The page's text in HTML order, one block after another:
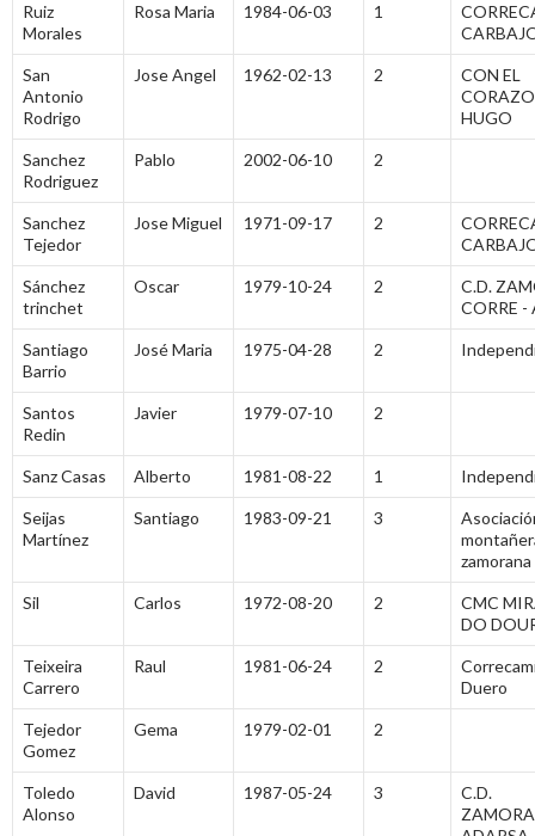
Ruiz
Morales
Rosa Maria 1984-06-03 1
San
Antonio
Rodrigo
Jose Angel 1962-02-13 2
CON EL
HUGO
Sanchez
Rodriguez
Pablo 2002-06-10 2
Sanchez
Tejedor
Jose Miguel 1971-09-17 2
Sánchez
trinchet
Oscar 1979-10-24 2
C.D.
CORRE -
Santiago
Barrio
José Maria 1975-04-28 2
Santos
Redin
Javier 1979-07-10 2
Sanz Casas Alberto 1981-08-22 1
Seijas
Martínez
Santiago 1983-09-21 3
zamorana
Sil Carlos 1972-08-20 2
CMC
DO
Teixeira
Carrero
Raul 1981-06-24 2
Duero
Tejedor
Gomez
Gema 1979-02-01 2
Toledo
Alonso
David 1987-05-24 3
C.D.